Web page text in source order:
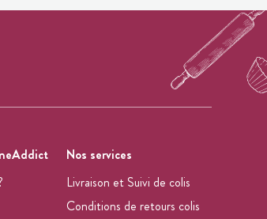
Nos services
Livraison et Suivi de colis
Conditions de retours colis